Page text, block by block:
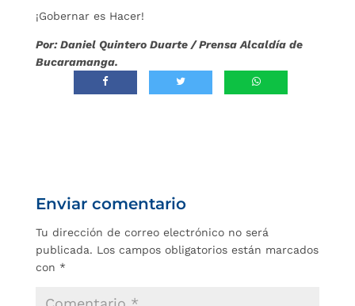
¡Gobernar es Hacer!
Por: Daniel Quintero Duarte / Prensa Alcaldía de
Bucaramanga.
Enviar comentario
Tu dirección de correo electrónico no será
publicada. Los campos obligatorios están marcados
con *